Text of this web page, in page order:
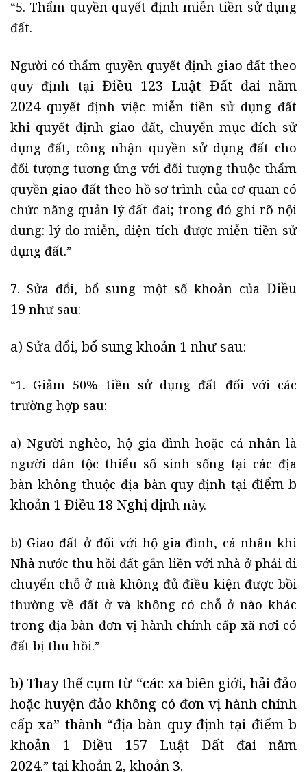
“5. Thẩm quyền quyết định miễn tiền sử dụng
đất.
Người có thẩm quyền quyết định giao đất theo
quy định tại Điều 123 Luật Đất đai năm
2024quyết định việc miễn tiền sử dụng đất
khi quyết định giao đất, chuyển mục đích sử
dụng đất, công nhận quyền sử dụng đất cho
đối tượng tương ứng với đối tượng thuộc thẩm
quyền giao đất theo hồ sơ trình của cơ quan có
chức năng quản lý đất đai; trong đó ghi rõ nội
dung: lý do miễn, diện tích được miễn tiền sử
dụng đất.”
7. Sửa đổi, bổ sung một số khoản của Điều
19 như sau:
a) Sửa đổi, bổ sung khoản 1 như sau:
“1. Giảm 50% tiền sử dụng đất đối với các
trường hợp sau:
a) Người nghèo, hộ gia đình hoặc cá nhân là
người dân tộc thiểu số sinh sống tại các địa
bàn không thuộc địa bàn quy định tại điểm b
khoản 1 Điều 18 Nghị định này.
b) Giao đất ở đối với hộ gia đình, cá nhân khi
Nhà nước thu hồi đất gắn liền với nhà ở phải di
chuyển chỗ ở mà không đủ điều kiện được bồi
thường về đất ở và không có chỗ ở nào khác
trong địa bàn đơn vị hành chính cấp xã nơi có
đất bị thu hồi.”
b) Thay thế cụm từ “các xã biên giới, hải đảo
hoặc huyện đảo không có đơn vị hành chính
cấp xã” thành “địa bàn quy định tại điểm b
khoản 1 Điều 157 Luật Đất đai năm
2024.” tạikhoản 2, khoản 3.